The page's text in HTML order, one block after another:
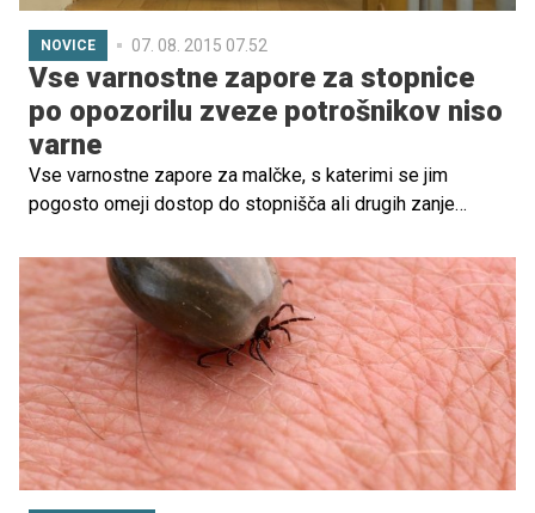
NOVICE 07. 08. 2015 07.52
Vse varnostne zapore za stopnice
po opozorilu zveze potrošnikov niso
varne
Vse varnostne zapore za malčke, s katerimi se jim
pogosto omeji dostop do stopnišča ali drugih zanje
potrošnikov Slovenije. Test mehanskih sil so po njihovih
navedbah prestale vse, nimajo pa vse učinkovitih zapiral.
V zvezi menijo, da bi bilo treba višino zapor prilagoditi
danes višjim otrokom.